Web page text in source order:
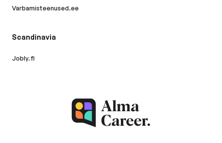
Varbamisteenused.ee
Scandinavia
Jobly.fi